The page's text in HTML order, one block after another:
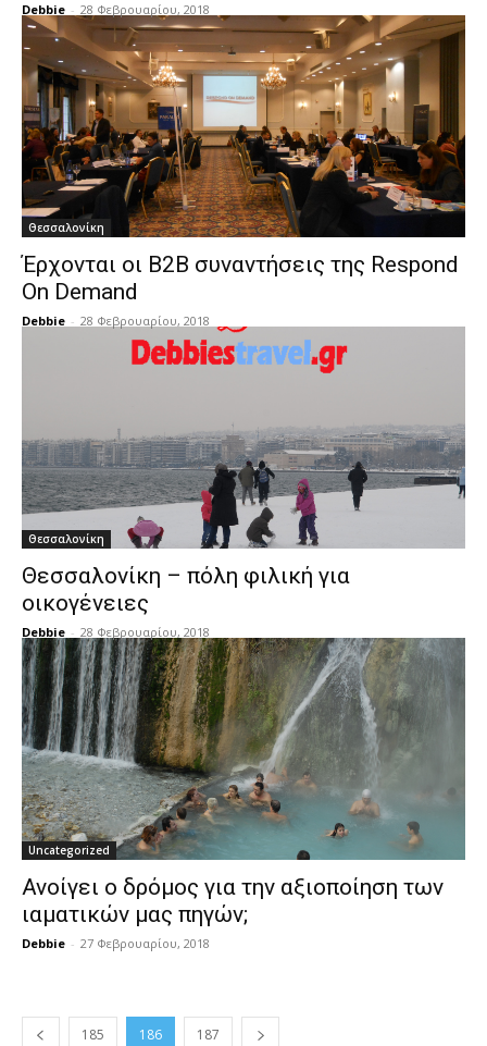
Debbie - 28 Φεβρουαρίου, 2018
Θεσσαλονίκη
Έρχονται οι Β2Β συναντήσεις της Respond
On Demand
Debbie - 28 Φεβρουαρίου, 2018
Θεσσαλονίκη
Θεσσαλονίκη – πόλη φιλική για
οικογένειες
Debbie - 28 Φεβρουαρίου, 2018
Uncategorized
Ανοίγει ο δρόμος για την αξιοποίηση των
ιαματικών μας πηγών;
Debbie - 27 Φεβρουαρίου, 2018
185 186 187